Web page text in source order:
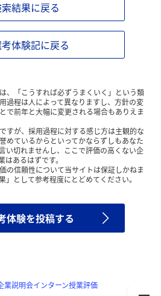
結果に戻る
体験記に戻る
、「こうすれば必ずうまくいく」という類
過程は人によって異なりますし、方針の変
で前年と大幅に変更される場合もありえま
すが、採用過程に対する感じ方は主観的な
めているからといってかならずしもあなた
い切れませんし、ここで評価の高くない企
あるはずです。
の信頼性について当サイトは保証しかねま
」として参考程度にとどめてください。
体験を投稿する
業説明会インターン授業評価